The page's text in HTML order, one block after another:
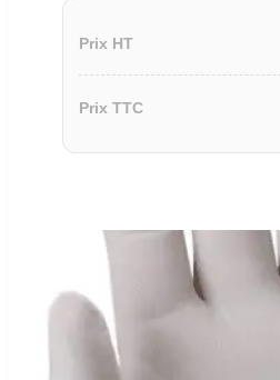
Prix HT
Prix TTC